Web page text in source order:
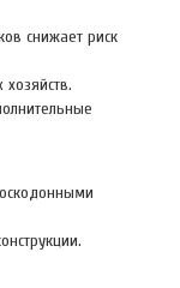
снижает риск